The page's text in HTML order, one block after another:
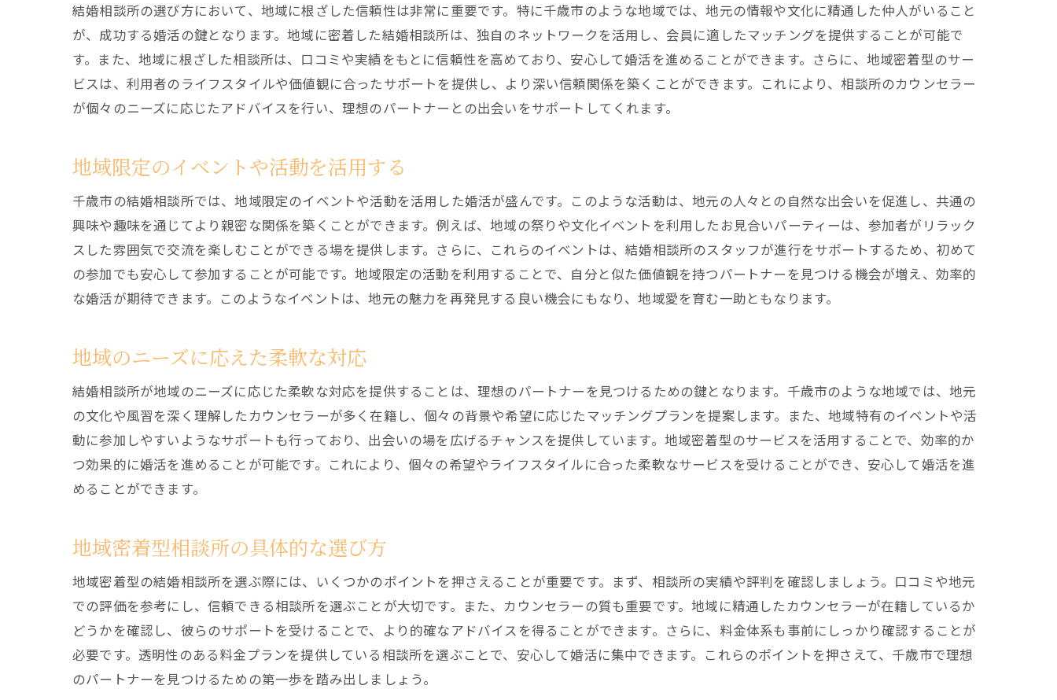
公開実績と成功事例の確認
相談所の運営方針を理解する
第三者機関の評価を参考にする
信頼性を支える資格や認証
千歳市における結婚相談所のサービス内容の違いを理解する
地域特化型プランの特徴
カスタマイズ可能なサービスの利点
オンラインサポートの有無を確認
成功率を上げる結婚相談所の活用法とは
コミュニケーションの重要性
自己分析を通じた婚活の進め方
成功事例から学ぶ婚活テクニック
実績豊富な結婚相談所が提供する安心のサポート体制
専任カウンセラーのサポート内容
緊急対応が可能なサポート体制
個別ケースに応じたカスタマイズ
メンタルサポートの重要性
結婚相談所の選び方において、地域に根ざした信頼性は非常に重要です。特に千歳市のような地域では、地元の情報や文化に精通した仲人がいること
が、成功する婚活の鍵となります。地域に密着した結婚相談所は、独自のネットワークを活用し、会員に適したマッチングを提供することが可能で
す。また、地域に根ざした相談所は、口コミや実績をもとに信頼性を高めており、安心して婚活を進めることができます。さらに、地域密着型のサー
ビスは、利用者のライフスタイルや価値観に合ったサポートを提供し、より深い信頼関係を築くことができます。これにより、相談所のカウンセラー
が個々のニーズに応じたアドバイスを行い、理想のパートナーとの出会いをサポートしてくれます。
地域限定のイベントや活動を活用する
千歳市の結婚相談所では、地域限定のイベントや活動を活用した婚活が盛んです。このような活動は、地元の人々との自然な出会いを促進し、共通の
興味や趣味を通じてより親密な関係を築くことができます。例えば、地域の祭りや文化イベントを利用したお見合いパーティーは、参加者がリラック
スした雰囲気で交流を楽しむことができる場を提供します。さらに、これらのイベントは、結婚相談所のスタッフが進行をサポートするため、初めて
の参加でも安心して参加することが可能です。地域限定の活動を利用することで、自分と似た価値観を持つパートナーを見つける機会が増え、効率的
な婚活が期待できます。このようなイベントは、地元の魅力を再発見する良い機会にもなり、地域愛を育む一助ともなります。
地域のニーズに応えた柔軟な対応
結婚相談所が地域のニーズに応じた柔軟な対応を提供することは、理想のパートナーを見つけるための鍵となります。千歳市のような地域では、地元
の文化や風習を深く理解したカウンセラーが多く在籍し、個々の背景や希望に応じたマッチングプランを提案します。また、地域特有のイベントや活
動に参加しやすいようなサポートも行っており、出会いの場を広げるチャンスを提供しています。地域密着型のサービスを活用することで、効率的か
つ効果的に婚活を進めることが可能です。これにより、個々の希望やライフスタイルに合った柔軟なサービスを受けることができ、安心して婚活を進
めることができます。
地域密着型相談所の具体的な選び方
地域密着型の結婚相談所を選ぶ際には、いくつかのポイントを押さえることが重要です。まず、相談所の実績や評判を確認しましょう。口コミや地元
での評価を参考にし、信頼できる相談所を選ぶことが大切です。また、カウンセラーの質も重要です。地域に精通したカウンセラーが在籍しているか
どうかを確認し、彼らのサポートを受けることで、より的確なアドバイスを得ることができます。さらに、料金体系も事前にしっかり確認することが
必要です。透明性のある料金プランを提供している相談所を選ぶことで、安心して婚活に集中できます。これらのポイントを押さえて、千歳市で理想
のパートナーを見つけるための第一歩を踏み出しましょう。